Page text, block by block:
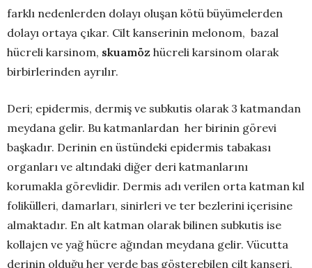
farklı nedenlerden dolayı oluşan kötü büyümelerden
dolayı ortaya çıkar. Cilt kanserinin melonom, bazal
hücreli karsinom, skuamöz hücreli karsinom olarak
birbirlerinden ayrılır.
Deri; epidermis, dermiş ve subkutis olarak 3 katmandan
meydana gelir. Bu katmanlardan her birinin görevi
başkadır. Derinin en üstündeki epidermis tabakası
organları ve altındaki diğer deri katmanlarını
korumakla görevlidir. Dermis adı verilen orta katman kıl
folikülleri, damarları, sinirleri ve ter bezlerini içerisine
almaktadır. En alt katman olarak bilinen subkutis ise
kollajen ve yağ hücre ağından meydana gelir. Vücutta
derinin olduğu her yerde baş gösterebilen cilt kanseri,